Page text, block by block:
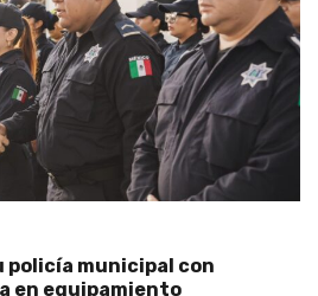
policía municipal con
en equipamiento